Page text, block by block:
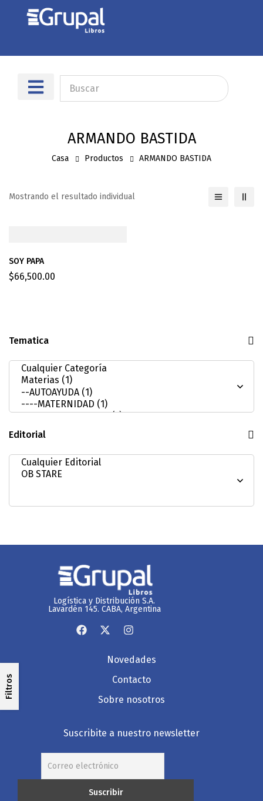
ARMANDO BASTIDA
Casa Productos ARMANDO BASTIDA
Tematica
Editorial
Filtros
Mostrando el resultado individual
SOY PAPA
$66,500.00
Logística y Distribución S.A.
Lavardén 145. CABA, Argentina
Novedades
Contacto
Sobre nosotros
Suscribite a nuestro newsletter